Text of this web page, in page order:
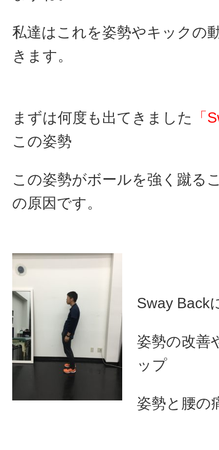
私達はこれを姿勢やキックの
きます。
まずは何度も出てきました
「
この姿勢
この姿勢がボールを強く蹴る
の原因です。
Sway Back
姿勢の改善
ップ
姿勢と腰の